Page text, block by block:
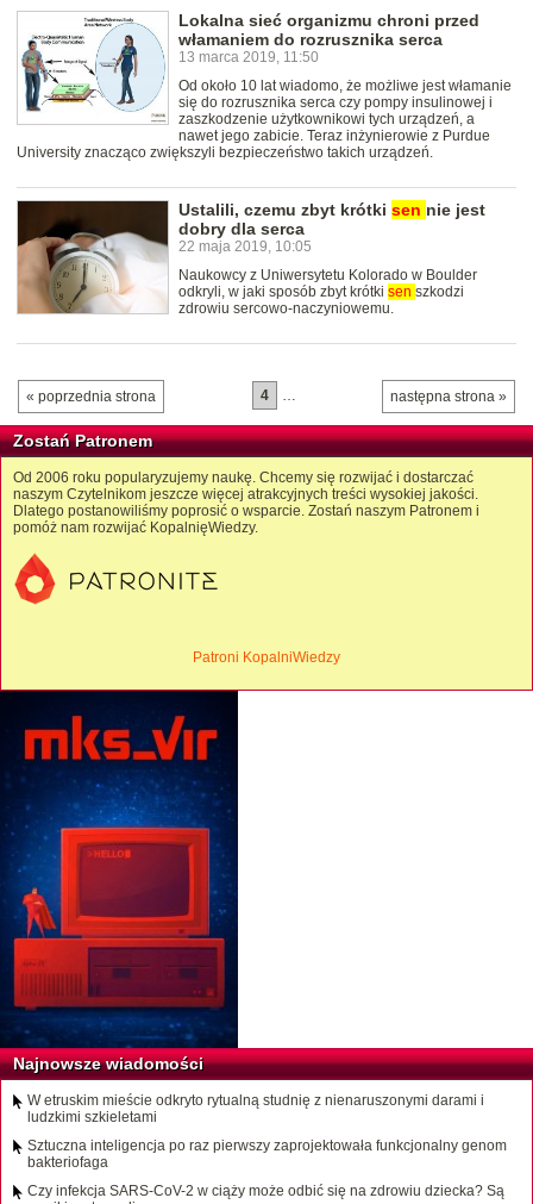
Lokalna sieć organizmu chroni przed
włamaniem do rozrusznika serca
13 marca 2019, 11:50
Od około 10 lat wiadomo, że możliwe jest włamanie
się do rozrusznika serca czy pompy insulinowej i
zaszkodzenie użytkownikowi tych urządzeń, a
nawet jego zabicie. Teraz inżynierowie z Purdue
University znacząco zwiększyli bezpieczeństwo takich urządzeń.
Ustalili, czemu zbyt krótki sen nie jest
dobry dla serca
22 maja 2019, 10:05
Naukowcy z Uniwersytetu Kolorado w Boulder
odkryli, w jaki sposób zbyt krótki sen szkodzi
zdrowiu sercowo-naczyniowemu.
« poprzednia strona następna strona »
4 …
Zostań Patronem
Od 2006 roku popularyzujemy naukę. Chcemy się rozwijać i dostarczać
naszym Czytelnikom jeszcze więcej atrakcyjnych treści wysokiej jakości.
Dlatego postanowiliśmy poprosić o wsparcie. Zostań naszym Patronem i
pomóż nam rozwijać KopalnięWiedzy.
Patroni KopalniWiedzy
Najnowsze wiadomości
W etruskim mieście odkryto rytualną studnię z nienaruszonymi darami i
ludzkimi szkieletami
Sztuczna inteligencja po raz pierwszy zaprojektowała funkcjonalny genom
bakteriofaga
Czy infekcja SARS-CoV-2 w ciąży może odbić się na zdrowiu dziecka? Są